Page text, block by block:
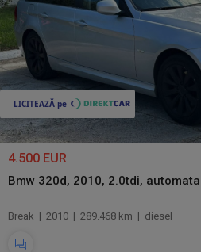
4.500 EUR
Bmw 320d, 2010, 2.0tdi, automata
Break | 2010 | 289.468 km | diesel